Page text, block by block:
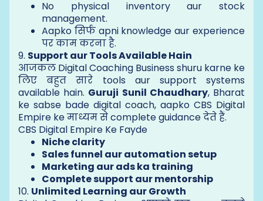
No physical inventory aur stock
management.
Aapko सिर्फ apni knowledge aur experience
पर काम करना है.
9. Support aur Tools Available Hain
आजकल Digital Coaching Business shuru karne ke
लिए बहुत सारे tools aur support systems
available hain. Guruji Sunil Chaudhary, Bharat
ke sabse bade digital coach, aapko CBS Digital
Empire ke माध्यम से complete guidance देते हैं.
CBS Digital Empire Ke Fayde
Niche clarity
Sales funnel aur automation setup
Marketing aur ads ka training
Complete support aur mentorship
10. Unlimited Learning aur Growth